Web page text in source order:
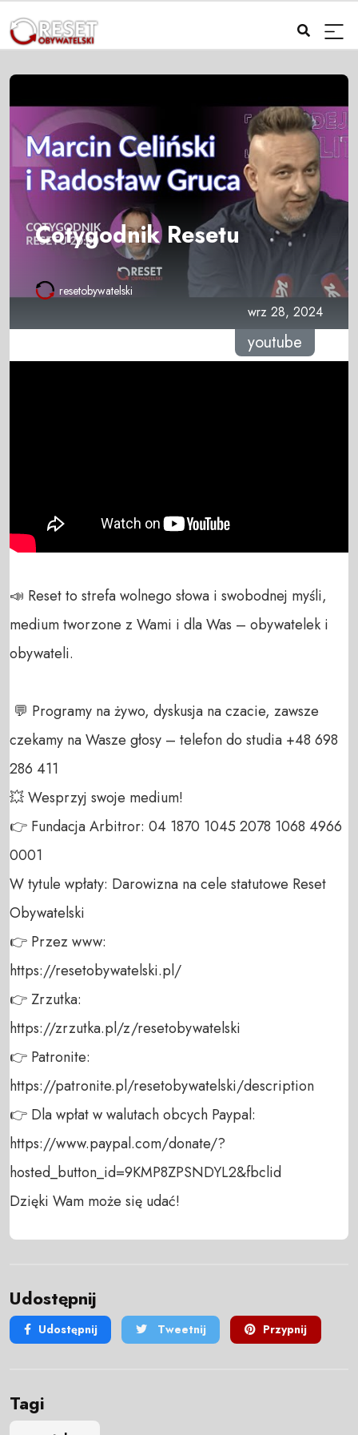
Cotygodnik Resetu
resetobywatelski
wrz 28, 2024
youtube
📣 Reset to strefa wolnego słowa i swobodnej myśli,
medium tworzone z Wami i dla Was – obywatelek i
obywateli.
czekamy na Wasze głosy – telefon do studia +48 698
286 411
💥 Wesprzyj swoje medium!
👉 Fundacja Arbitror: 04 1870 1045 2078 1068 4966
0001
W tytule wpłaty: Darowizna na cele statutowe Reset
Obywatelski
👉 Przez www:
https://resetobywatelski.pl/
👉 Zrzutka:
https://zrzutka.pl/z/resetobywatelski
👉 Patronite:
https://patronite.pl/resetobywatelski/description
👉 Dla wpłat w walutach obcych Paypal:
https://www.paypal.com/donate/?
hosted_button_id=9KMP8ZPSNDYL2&fbclid
Dzięki Wam może się udać!
Udostępnij
Udostępnij Tweetnij Przypnij
Tagi